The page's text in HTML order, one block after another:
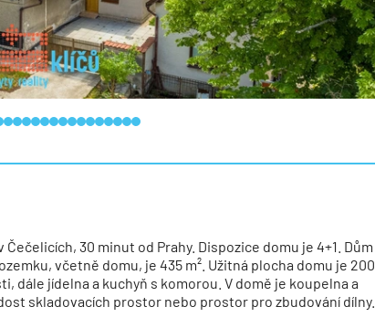
30 minut od Prahy. Dispozice domu je 4+1. Dům
včetně domu, je 435 m². Užitná plocha domu je 200
dále jídelna a kuchyň s komorou. V domě je koupelna a
skladovacích prostor nebo prostor pro zbudování dílny.